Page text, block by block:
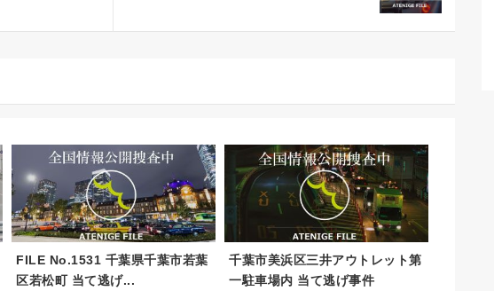
FILE No.1531 千葉県千葉市若葉
区若松町 当て逃げ...
千葉市美浜区三井アウトレット第
一駐車場内 当て逃げ事件